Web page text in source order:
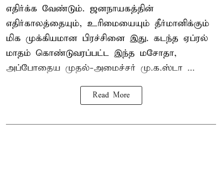
எதிர்க்க வேண்டும். ஜனநாயகத்தின்
எதிர்காலத்தையும், உரிமையையும் தீர்மானிக்கும்
மிக முக்கியமான பிரச்சினை இது. கடந்த ஏப்ரல்
மாதம் கொண்டுவரப்பட்ட இந்த மசோதா,
அப்போதைய முதல்-அமைச்சர் மு.க.ஸ்டா ...
Read More